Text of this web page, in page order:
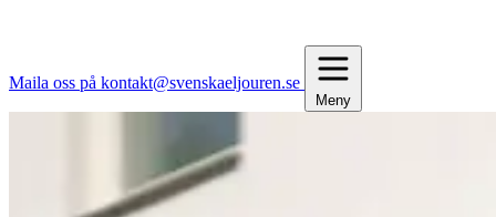
Maila oss på kontakt@svenskaeljouren.se
Meny